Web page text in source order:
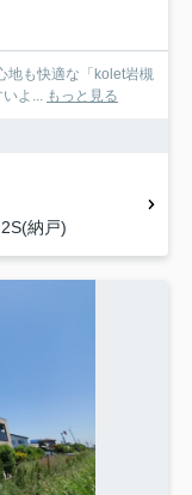
地も快適な「kolet岩槻
よ... もっと見る
納戸)